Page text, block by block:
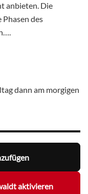
anbieten. Die
des
dann am morgigen
aktivieren